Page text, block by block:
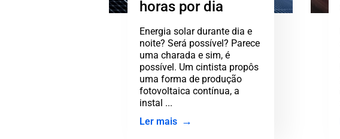
horas por dia
Energia solar durante dia e
noite? Será possível? Parece
uma charada e sim, é
possível. Um cintista propôs
uma forma de produção
fotovoltaica contínua, a
instal ...
Ler mais